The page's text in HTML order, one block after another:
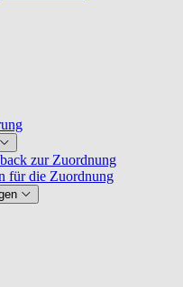
zur Zuordnung
für die Zuordnung